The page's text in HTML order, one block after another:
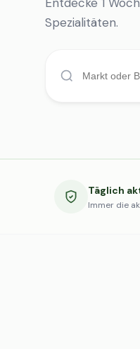
Spezialitäten.
Täglich
Immer die